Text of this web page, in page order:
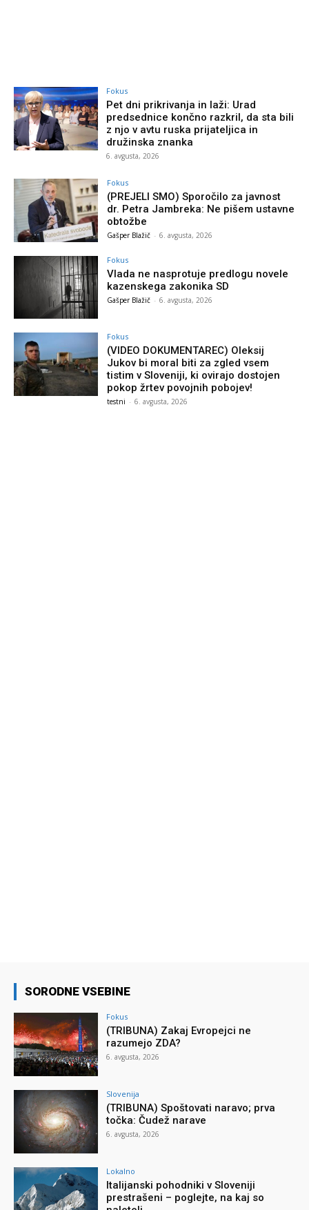
Fokus
Pet dni prikrivanja in laži: Urad
predsednice končno razkril, da sta bili
z njo v avtu ruska prijateljica in
družinska znanka
6. avgusta, 2026
Fokus
(PREJELI SMO) Sporočilo za javnost
dr. Petra Jambreka: Ne pišem ustavne
obtožbe
Gašper Blažič - 6. avgusta, 2026
Fokus
Vlada ne nasprotuje predlogu novele
kazenskega zakonika SD
Gašper Blažič - 6. avgusta, 2026
Fokus
(VIDEO DOKUMENTAREC) Oleksij
Jukov bi moral biti za zgled vsem
tistim v Sloveniji, ki ovirajo dostojen
pokop žrtev povojnih pobojev!
testni - 6. avgusta, 2026
SORODNE VSEBINE
Fokus
(TRIBUNA) Zakaj Evropejci ne
razumejo ZDA?
6. avgusta, 2026
Slovenija
(TRIBUNA) Spoštovati naravo; prva
točka: Čudež narave
6. avgusta, 2026
Lokalno
Italijanski pohodniki v Sloveniji
prestrašeni – poglejte, na kaj so